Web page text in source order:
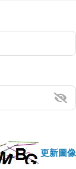
更新圖像